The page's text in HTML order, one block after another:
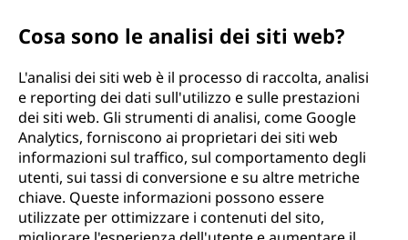
Cosa sono le analisi dei siti web?
L'analisi dei siti web è il processo di raccolta, analisi
e reporting dei dati sull'utilizzo e sulle prestazioni
dei siti web. Gli strumenti di analisi, come Google
Analytics, forniscono ai proprietari dei siti web
informazioni sul traffico, sul comportamento degli
utenti, sui tassi di conversione e su altre metriche
chiave. Queste informazioni possono essere
utilizzate per ottimizzare i contenuti del sito,